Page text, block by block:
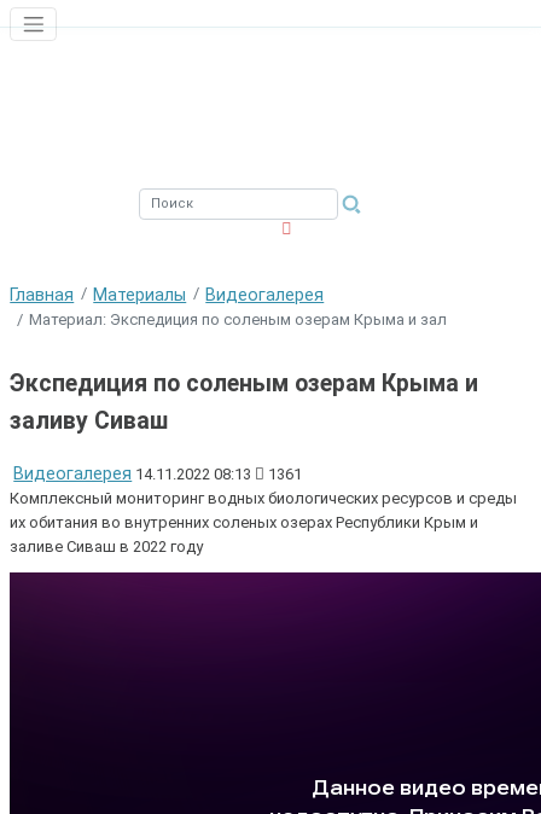
Главная Материалы Видеогалерея
Материал: Экспедиция по соленым озерам Крыма и зал
Экспедиция по соленым озерам Крыма и
заливу Сиваш
Видеогалерея 14.11.2022 08:13
1361
Комплексный мониторинг водных биологических ресурсов и среды
их обитания во внутренних соленых озерах Республики Крым и
заливе Сиваш в 2022 году